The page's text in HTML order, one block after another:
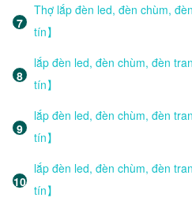
Thợ lắp đèn led, đèn chùm,
tín】
lắp đèn led, đèn chùm, đèn
tín】
lắp đèn led, đèn chùm, đèn
tín】
lắp đèn led, đèn chùm, đèn
tín】